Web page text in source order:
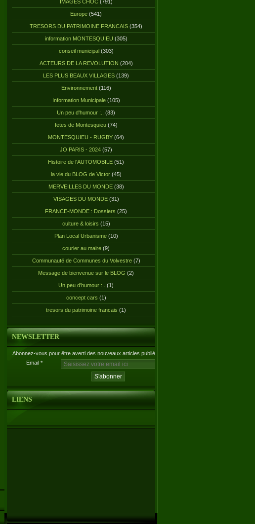
IMAGES CHOC(791)
Europe (541)
TRESORS DU PATRIMOINE FRANCAIS (354)
information MONTESQUIEU (305)
conseil municipal(303)
ACTEURS DE LA REVOLUTION (204)
LES PLUS BEAUX VILLAGES (139)
Environnement(116)
Information Municipale(105)
Un peu d'humour :.. (83)
fetes de Montesquieu(74)
MONTESQUIEU - RUGBY (64)
JO PARIS - 2024 (57)
Histoire de l'AUTOMOBILE (51)
la vie du BLOG de Victor(45)
MERVEILLES DU MONDE(38)
VISAGES DU MONDE(31)
FRANCE-MONDE : Dossiers (25)
culture & loisirs (15)
Plan Local Urbanisme(10)
courier au maire (9)
Communauté de Communes du Volvestre(7)
Message de bienvenue sur le BLOG (2)
Un peu d'humour :.. (1)
concept cars (1)
tresors du patrimoine francais (1)
NEWSLETTER
Abonnez-vous pour être averti des nouveaux articles publiés.
Email
LIENS